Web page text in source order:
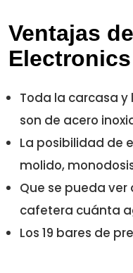
Ventajas
Toda la carcasa
son de acero
La posibilidad de
molido,
Que se pueda
cafetera cuánta
Los 19 bares de